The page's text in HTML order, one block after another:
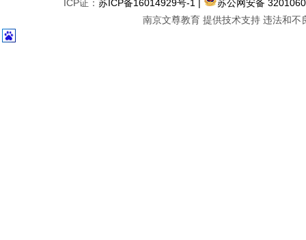
ICP证： 苏ICP备16014929号-1 |
苏公网安备
南京文尊教育 提供技术支持 违法和